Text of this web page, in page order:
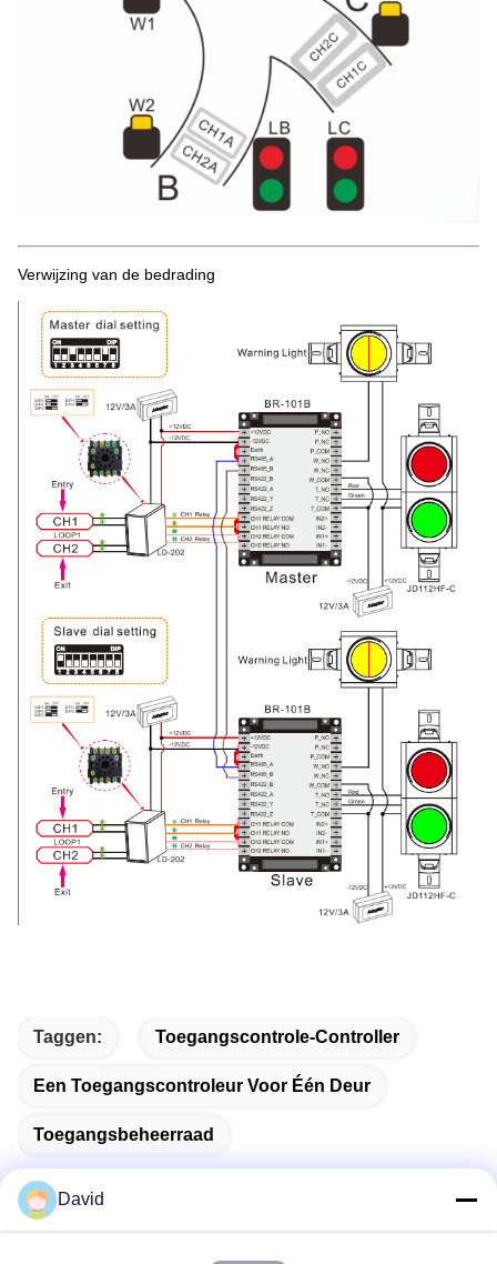
Verwijzing van de bedrading
Taggen: Toegangscontrole-Controller
Een Toegangscontroleur Voor Één Deur
Toegangsbeheerraad
David